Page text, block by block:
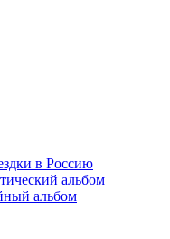
в Россию
альбом
альбом